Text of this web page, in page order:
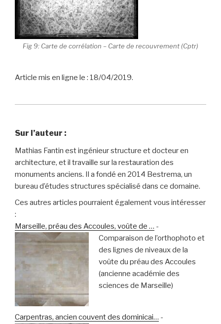
Fig 9: Carte de corrélation – Carte de recouvrement (Cptr)
Article mis en ligne le : 18/04/2019.
Sur l’auteur :
Mathias Fantin est ingénieur structure et docteur en
architecture, et il travaille sur la restauration des
monuments anciens. Il a fondé en 2014 Bestrema, un
bureau d’études structures spécialisé dans ce domaine.
Ces autres articles pourraient également vous intéresser
:
Marseille, préau des Accoules, voûte de … -
Comparaison de l’orthophoto et
des lignes de niveaux de la
voûte du préau des Accoules
(ancienne académie des
sciences de Marseille)
Carpentras, ancien couvent des dominicai… -